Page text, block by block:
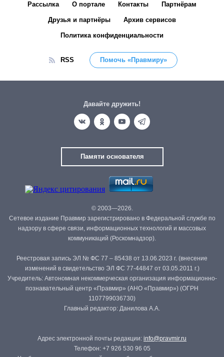
Рассылка О портале Контакты Партнёрам
Друзья и партнёры Архив сервисов
Политика конфиденциальности
RSS Помочь «Правмиру»
Давайте дружить!
Памяти основателя
© 2003—2026.
Сетевое издание Правмир зарегистрировано в Федеральной службе по
надзору в сфере связи, информационных технологий и массовых
коммуникаций (Роскомнадзор).
Реестровая запись ЭЛ № ФС 77 – 85438 от 13.06.2023 г. (внесение
изменений в свидетельство ЭЛ ФС 77-44847 от 03.05.2011 г.)
Учредитель: Автономная некоммерческая организация информационно-
познавательный центр «Правмир» (АНО «Правмир») (ОГРН
1107799036730)
Главный редактор: Данилова А.А.
Адрес электронной почты редакции: info@pravmir.ru
Телефон: +7 926 530 96 05